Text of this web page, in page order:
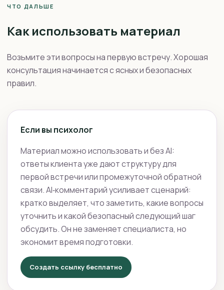
ЧТО ДАЛЬШЕ
Как использовать материал
Возьмите эти вопросы на первую встречу. Хорошая
консультация начинается с ясных и безопасных
правил.
Если вы психолог
Материал можно использовать и без AI:
ответы клиента уже дают структуру для
первой встречи или промежуточной обратной
связи. AI‑комментарий усиливает сценарий:
кратко выделяет, что заметить, какие вопросы
уточнить и какой безопасный следующий шаг
обсудить. Он не заменяет специалиста, но
экономит время подготовки.
Создать ссылку бесплатно